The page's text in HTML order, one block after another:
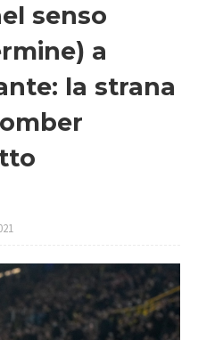
senso
a
la strana